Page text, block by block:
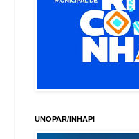
UNOPAR/INHAPI